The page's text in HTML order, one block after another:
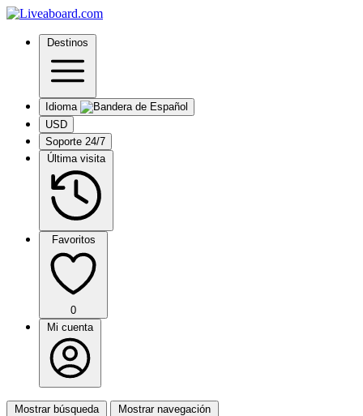
Destinos
Idioma
USD
Soporte 24/7
Última visita
Favoritos
0
Mi cuenta
Mostrar búsqueda Mostrar navegación